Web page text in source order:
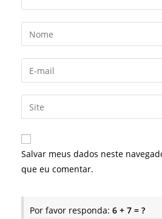
Digite
seu
nome
ou
de
usuário
para
comentar
Digite
seu
endereço
de
mail
para
comentar
Digite
o
URL
do
site
Salvar meus dados neste
que eu comentar.
Por favor responda: 6 + 7 = ?